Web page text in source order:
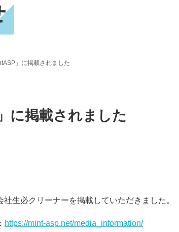
屋敷清掃
」に掲載されました
に掲載されました
社生必クリーナーを掲載していただきました。
https://mint-asp.net/media_information/